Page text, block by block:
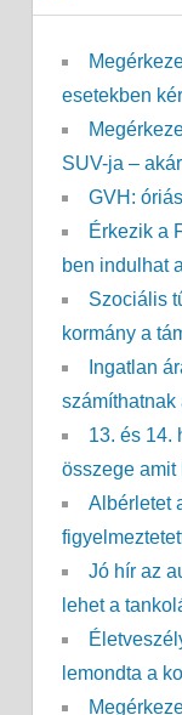
esetekben
SUV-ja –
GVH:
Érkezik a
ben indulhat
Szociális
kormány a
Ingatlan
számíthatnak
13. és 14.
összege amit
Albérletet
Jó hír az
lehet a
lemondta a